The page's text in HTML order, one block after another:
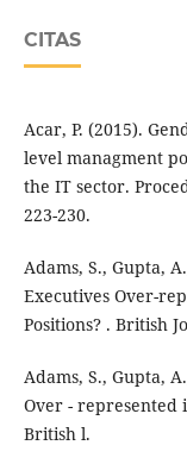
CITAS
Acar, P. (2015).
level managment
the IT sector.
223-230.
Adams, S., Gupta,
Executives Over-
Positions? . British
Adams, S., Gupta,
Over - represented
British l.